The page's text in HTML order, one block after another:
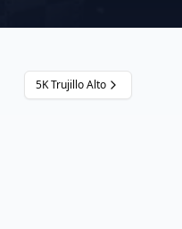
5K Trujillo Alto